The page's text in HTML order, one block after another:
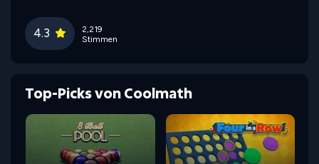
4.3
2,219
Stimmen
Top-Picks von Coolmath